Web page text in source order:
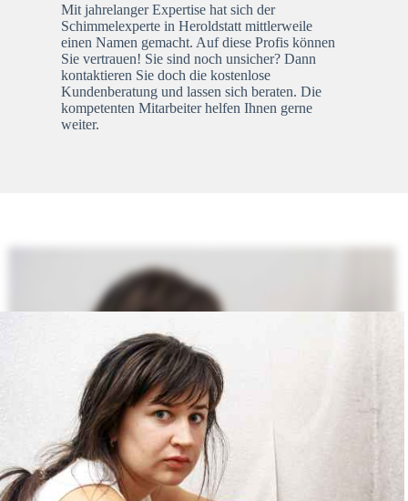
Mit jahrelanger Expertise hat sich der
Schimmelexperte in Heroldstatt mittlerweile
einen Namen gemacht. Auf diese Profis können
Sie vertrauen! Sie sind noch unsicher? Dann
kontaktieren Sie doch die kostenlose
Kundenberatung und lassen sich beraten. Die
kompetenten Mitarbeiter helfen Ihnen gerne
weiter.